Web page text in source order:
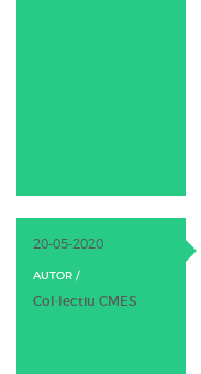
20-05-2020
AUTOR /
Col·lectiu CMES